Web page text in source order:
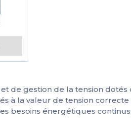
de gestion de la tension dotés
à la valeur de tension correcte
besoins énergétiques